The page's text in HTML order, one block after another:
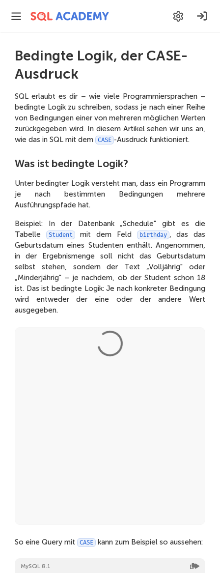
Bedingte Logik, der CASE-
Ausdruck
SQL erlaubt es dir – wie viele Programmiersprachen –
bedingte Logik zu schreiben, sodass je nach einer Reihe
von Bedingungen einer von mehreren möglichen Werten
zurückgegeben wird. In diesem Artikel sehen wir uns an,
wie das in SQL mit dem CASE -Ausdruck funktioniert.
Was ist bedingte Logik?
Unter bedingter Logik versteht man, dass ein Programm
je nach bestimmten Bedingungen mehrere
Ausführungspfade hat.
Beispiel: In der Datenbank „Schedule" gibt es die
Tabelle
Student mit dem Feld birthday , das das
Geburtsdatum eines Studenten enthält. Angenommen,
in der Ergebnismenge soll nicht das Geburtsdatum
selbst stehen, sondern der Text „Volljährig" oder
„Minderjährig" – je nachdem, ob der Student schon 18
ist. Das ist bedingte Logik: Je nach konkreter Bedingung
wird entweder der eine oder der andere Wert
ausgegeben.
So eine Query mit CASE kann zum Beispiel so aussehen:
MySQL 8.1